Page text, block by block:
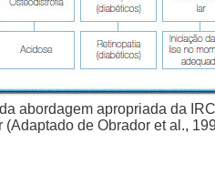
abordagem apropriada da
(Adaptado de Obrador et al.,